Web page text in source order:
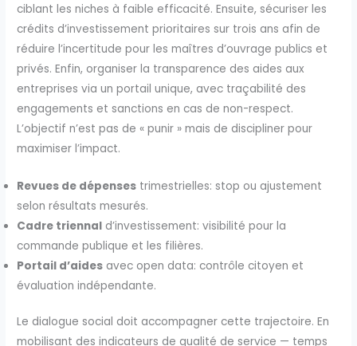
ciblant les niches à faible efficacité. Ensuite, sécuriser les
crédits d’investissement prioritaires sur trois ans afin de
réduire l’incertitude pour les maîtres d’ouvrage publics et
privés. Enfin, organiser la transparence des aides aux
entreprises via un portail unique, avec traçabilité des
engagements et sanctions en cas de non-respect.
L’objectif n’est pas de « punir » mais de discipliner pour
maximiser l’impact.
Revues de dépenses trimestrielles: stop ou ajustement
selon résultats mesurés.
Cadre triennal d’investissement: visibilité pour la
commande publique et les filières.
Portail d’aides avec open data: contrôle citoyen et
évaluation indépendante.
Le dialogue social doit accompagner cette trajectoire. En
mobilisant des indicateurs de qualité de service — temps